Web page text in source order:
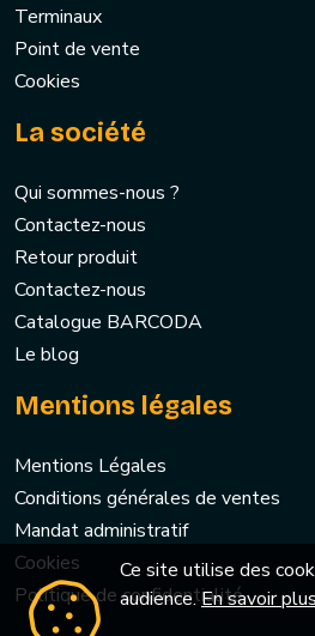
Terminaux
Point de vente
Cookies
La société
Qui sommes-nous ?
Contactez-nous
Retour produit
Contactez-nous
Catalogue BARCODA
Le blog
Mentions légales
Mentions Légales
Conditions générales de ventes
Mandat administratif
Cookies
Politique de confidentialité
Ce site utilise des
audience.En savoir plus